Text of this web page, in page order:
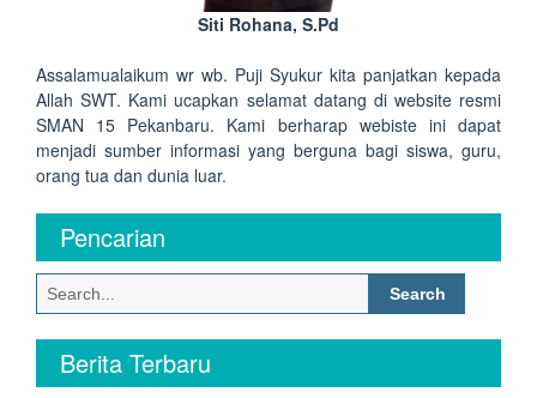
Siti Rohana, S.Pd
Assalamualaikum wr wb. Puji Syukur kita panjatkan kepada
Allah SWT. Kami ucapkan selamat datang di website resmi
SMAN 15 Pekanbaru. Kami berharap webiste ini dapat
menjadi sumber informasi yang berguna bagi siswa, guru,
orang tua dan dunia luar.
Pencarian
Search
for:
Berita Terbaru